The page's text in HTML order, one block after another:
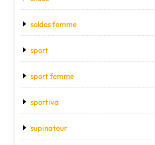
soldes femme
sport
sport femme
sportiva
supinateur